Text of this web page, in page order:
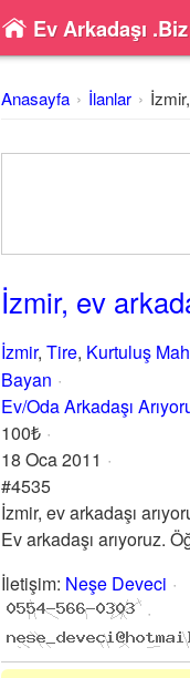
Ev Arkadaşı .Biz
Anasayfa İlanlar
İzmir, ev
İzmir, Tire, Kurtuluş
Bayan
Ev/Oda Arkadaşı
100₺
18 Oca 2011
#4535
İzmir, ev arkadaşı
Ev arkadaşı arıyoruz.
İletişim: Neşe Deveci